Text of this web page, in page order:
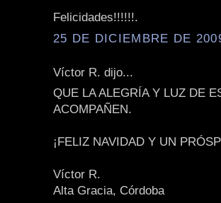
Felicidades!!!!!!.
25 DE DICIEMBRE DE
Víctor R. dijo...
QUE LA ALEGRÍA Y LUZ DE
ACOMPAÑEN.
¡FELIZ NAVIDAD Y UN
Víctor R.
Alta Gracia, Córdoba